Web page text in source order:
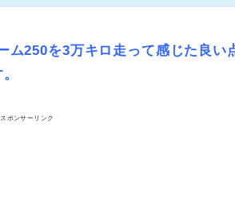
250を3万キロ走って感じた良い
スポンサーリンク